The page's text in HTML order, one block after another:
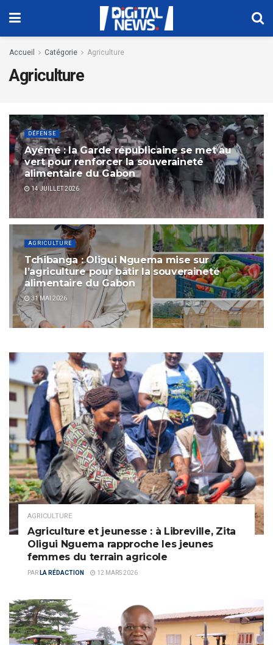
Accueil Catégorie Agriculture
Agriculture
DÉFENSE
Ayémé : la Garde républicaine se met au
vert pour renforcer la souveraineté
alimentaire du Gabon
14 JUILLET 2026
AGRICULTURE
Tchibanga : Oligui Nguema mise sur
l’agriculture pour bâtir la souveraineté
alimentaire du Gabon
31 MAI 2026
AGRICULTURE
Agriculture et jeunesse : à Libreville, Zita
Oligui Nguema rapproche les jeunes
femmes du terrain agricole
PAR LA RÉDACTION 12 MARS 2026